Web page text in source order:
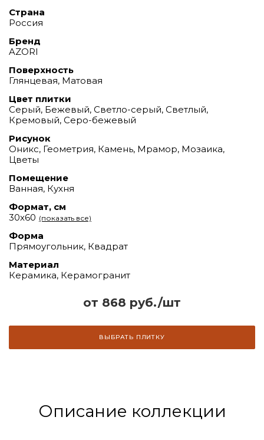
от 868 руб./шт
ВЫБРАТЬ ПЛИТКУ
Страна
Россия
Бренд
AZORI
Поверхность
Глянцевая, Матовая
Цвет плитки
Серый, Бежевый, Светло-серый, Светлый,
Кремовый, Серо-бежевый
Рисунок
Оникс, Геометрия, Камень, Мрамор, Мозаика,
Цветы
Помещение
Ванная, Кухня
Формат, см
30х60 (показать все)
Форма
Прямоугольник, Квадрат
Материал
Керамика, Керамогранит
Описание коллекции